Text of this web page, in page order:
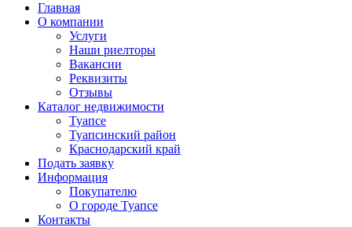
Главная
О компании
Услуги
Наши риелторы
Вакансии
Реквизиты
Отзывы
Каталог недвижимости
Туапсе
Туапсинский район
Краснодарский край
Подать заявку
Информация
Покупателю
О городе Туапсе
Контакты